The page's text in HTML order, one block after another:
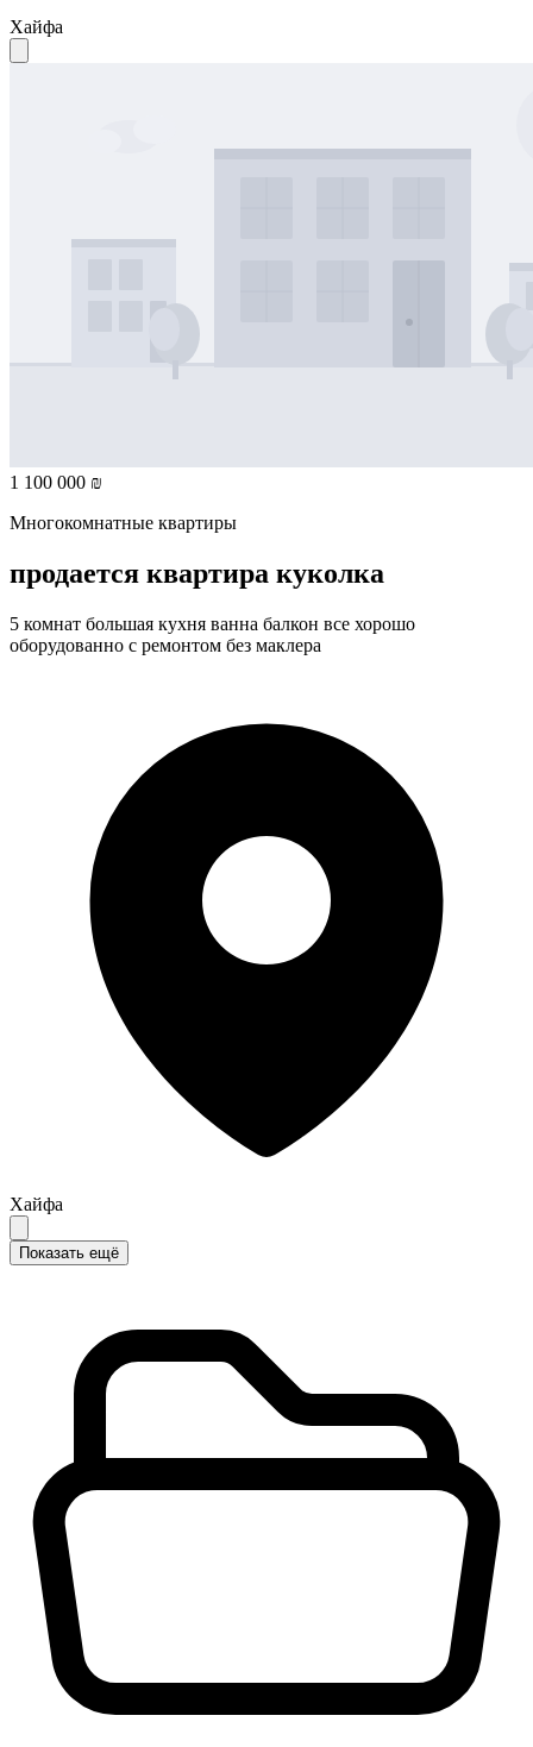
Хайфа
1 100 000 ₪
Многокомнатные квартиры
продается квартира куколка
5 комнат большая кухня ванна балкон все хорошо
оборудованно с ремонтом без маклера
Хайфа
Показать ещё